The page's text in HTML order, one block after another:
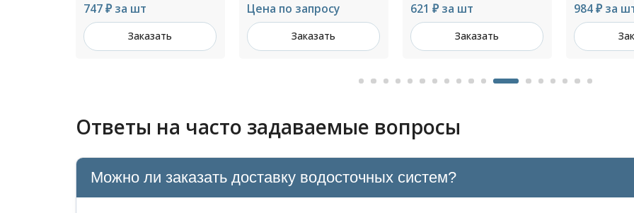
Цена по запросу
Заказать
621 ₽ за шт
Заказать
984 ₽ за шт
Заказать
Цена по
Ответы на часто задаваемые вопросы
Можно ли заказать доставку водосточных систем?